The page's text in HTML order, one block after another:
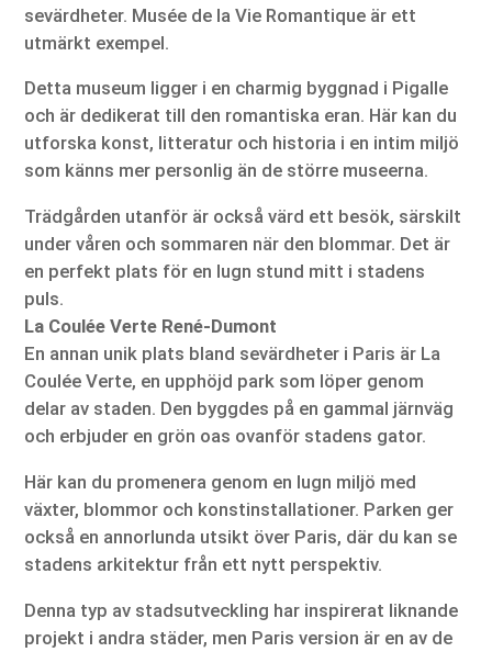
sevärdheter. Musée de la Vie Romantique är ett
utmärkt exempel.
Detta museum ligger i en charmig byggnad i Pigalle
och är dedikerat till den romantiska eran. Här kan du
utforska konst, litteratur och historia i en intim miljö
som känns mer personlig än de större museerna.
Trädgården utanför är också värd ett besök, särskilt
under våren och sommaren när den blommar. Det är
en perfekt plats för en lugn stund mitt i stadens
puls.
La Coulée Verte René-Dumont
En annan unik plats bland sevärdheter i Paris är La
Coulée Verte, en upphöjd park som löper genom
delar av staden. Den byggdes på en gammal järnväg
och erbjuder en grön oas ovanför stadens gator.
Här kan du promenera genom en lugn miljö med
växter, blommor och konstinstallationer. Parken ger
också en annorlunda utsikt över Paris, där du kan se
stadens arkitektur från ett nytt perspektiv.
Denna typ av stadsutveckling har inspirerat liknande
projekt i andra städer, men Paris version är en av de